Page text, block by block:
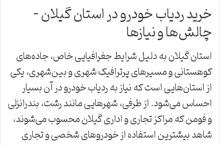
خرید ردیاب خودرو در استان گیلان –
چالش‌ها و نیازها
استان گیلان به دلیل شرایط جغرافیایی خاص، جاده‌های
کوهستانی و مسیرهای پرترافیک شهری و بین‌شهری، یکی
از استان‌هایی است که نیاز به ردیاب خودرو در آن بسیار
احساس می‌شود. از طرفی، شهرهایی مانند رشت، بندرانزلی
و فومن که مراکز تجاری و اداری گیلان محسوب می‌شوند،
شاهد بیشترین استفاده از خودروهای شخصی و تجاری